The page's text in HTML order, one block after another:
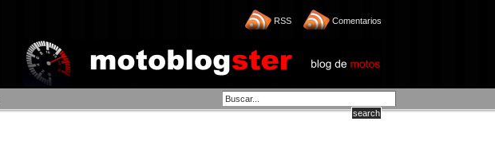
RSS Comentarios